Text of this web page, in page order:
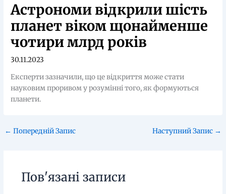
Астрономи відкрили шість
планет віком щонайменше
чотири млрд років
30.11.2023
Експерти зазначили, що це відкриття може стати
науковим проривом у розумінні того, як формуються
планети.
← Попередній Запис Наступний Запис →
Пов'язані записи